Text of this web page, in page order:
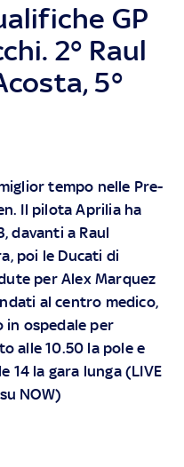
GP
2° Raul
5°
tempo nelle Pre-
Il pilota Aprilia ha
davanti a Raul
poi le Ducati di
per Alex Marquez
al centro medico,
ospedale per
alle 10.50 la pole e
14 la gara lunga (LIVE
NOW)